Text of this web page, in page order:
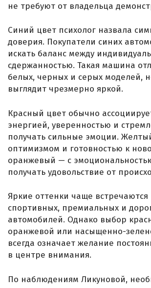
не требуют от владельца
Синий цвет психолог назвала
доверия. Покупатели синих
искать баланс между
сдержанностью. Такая машина
белых, черных и серых моделей,
выглядит чрезмерно яркой.
Красный цвет обычно
энергией, уверенностью и
получать сильные эмоции.
оптимизмом и готовностью к
оранжевый — с
получать удовольствие от
Яркие оттенки чаще встречаются
спортивных, премиальных и
автомобилей. Однако выбор
оранжевой или насыщенно-
всегда означает желание
в центре внимания.
По наблюдениям Ликуновой,